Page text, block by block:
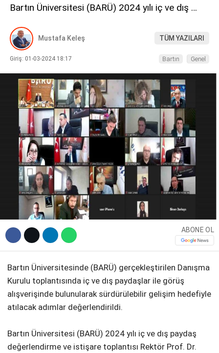
WhatsApp İhbar Hattı
Facebook
Instagram
Youtube
ASAYIŞ
Bartın Üniversitesi (BARÜ) 2024 yılı iç ve dış …
Mustafa Keleş TÜM YAZILARI
Giriş: 01-03-2024 18:17 Bartın Genel
ABONE OL
Bartın Üniversitesinde (BARÜ) gerçekleştirilen Danışma
Kurulu toplantısında iç ve dış paydaşlar ile görüş
alışverişinde bulunularak sürdürülebilir gelişim hedefiyle
atılacak adımlar değerlendirildi.
Bartın Üniversitesi (BARÜ) 2024 yılı iç ve dış paydaş
değerlendirme ve istişare toplantısı Rektör Prof. Dr.